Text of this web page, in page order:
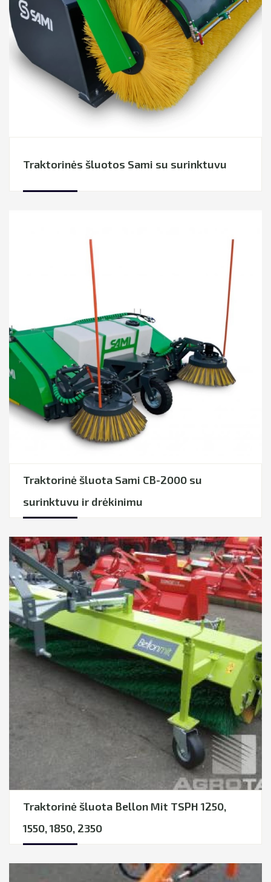
Traktorinės šluotos Sami su surinktuvu
Traktorinė šluota Sami CB-2000 su
surinktuvu ir drėkinimu
Traktorinė šluota Bellon Mit TSPH 1250,
1550, 1850, 2350